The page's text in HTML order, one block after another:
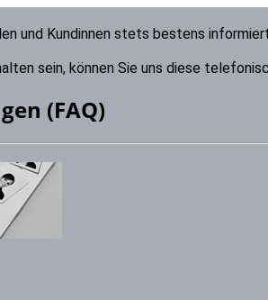
und Kundinnen stets bestens
sein, können Sie uns diese
(FAQ)